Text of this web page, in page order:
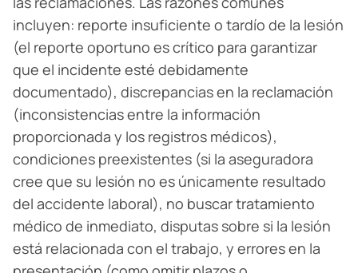
incluyen: reporte insuficiente o tardío de la lesión
(el reporte oportuno es crítico para garantizar
que el incidente esté debidamente
documentado), discrepancias en la reclamación
(inconsistencias entre la información
proporcionada y los registros médicos),
condiciones preexistentes (si la aseguradora
cree que su lesión no es únicamente resultado
del accidente laboral), no buscar tratamiento
médico de inmediato, disputas sobre si la lesión
está relacionada con el trabajo, y errores en la